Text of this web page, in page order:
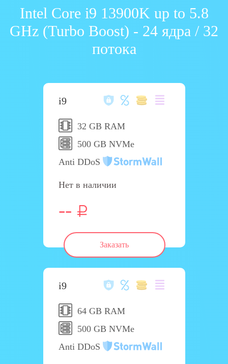
Intel Core i9 13900K up to 5.8
GHz (Turbo Boost) - 24 ядра / 32
потока
i9
32 GB RAM
500 GB NVMe
Anti DDoS
Нет в наличии
--
Заказать
i9
64 GB RAM
500 GB NVMe
Anti DDoS